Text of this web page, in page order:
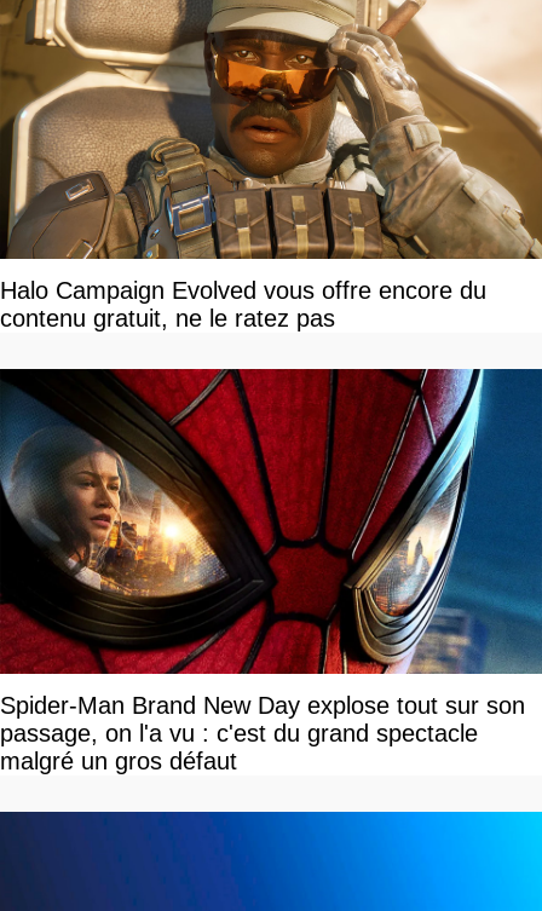
Halo Campaign Evolved vous offre encore du
contenu gratuit, ne le ratez pas
Spider-Man Brand New Day explose tout sur son
passage, on l'a vu : c'est du grand spectacle
malgré un gros défaut